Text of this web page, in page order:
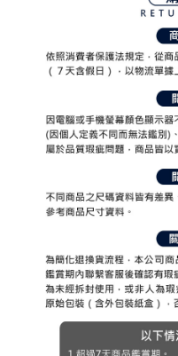
1.分期款項不併入電信帳單，「
2.透過簡訊連結打開帳單後，可
帳／街口支付／iPASS MONEY
1.本服務係由「台灣大哥大股份
用戶於交易時，得透過本服務購
買賣價金債權讓與本公司後，依
2.基於同意付款使用「大哥付你
資料（包含姓名、電話或地址）
由本公司與您本人進行分期帳單
3.完整用戶服務條款，請詳閱以
【「AFTEE先享後付」結帳流程
１．於結帳方式選擇「AFTEE
結帳頁面，進行簡訊認證並確認
２．訂單成立數日內，您將收到
ATM／網路銀行／等多元方式進
※ 請注意：結帳手續完成當下不
購買商品的店家。未經商家同意
後付繳納相關費用。
是否繳費成功／繳費後需取消欲
客戶支援中心」https://
１．透過由恩沛科技股份有限公
易，需依本服務之必要範圍內提
權轉讓予恩沛科技股份有限公司
２．關於個人資料處理事宜，請
https://aftee.tw/terms/#terms3
３．未成年的使用者請事先徵得
「AFTEE先享後付」，若未經
付款後全家取貨
免運費
免運費
7-11取貨付款
付款後7-11取貨
免運費